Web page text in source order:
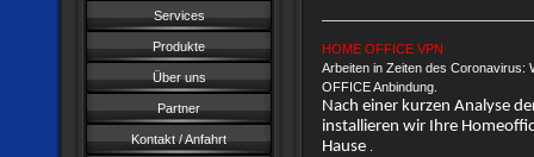
Services
Produkte
Über uns
Partner
Kontakt / Anfahrt
HOME OFFICE VPN
Arbeiten in Zeiten des Coronavirus:
OFFICE Anbindung.
Nach einer kurzen Analyse
installieren wir Ihre
Hause